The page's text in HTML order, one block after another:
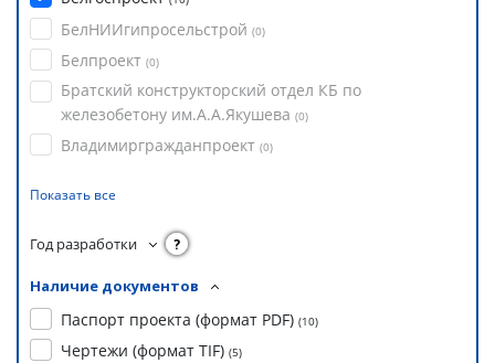
БелНИИгипросельстрой (0)
Белпроект (0)
Братский конструкторский отдел КБ по
железобетону им.А.А.Якушева (0)
Владимиргражданпроект (0)
Показать все
Год разработки ?
Наличие документов
Паспорт проекта (формат PDF) (10)
Чертежи (формат TIF) (5)